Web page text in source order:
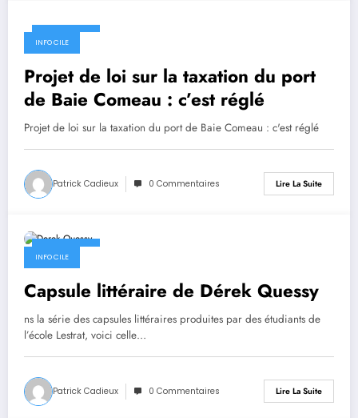
INFO CILE
Projet de loi sur la taxation du port
de Baie Comeau : c’est réglé
Projet de loi sur la taxation du port de Baie Comeau : c'est réglé
Patrick Cadieux 0 Commentaires Lire La Suite
INFO CILE
Capsule littéraire de Dérek Quessy
ns la série des capsules littéraires produites par des étudiants de
l’école Lestrat, voici celle…
Patrick Cadieux 0 Commentaires Lire La Suite